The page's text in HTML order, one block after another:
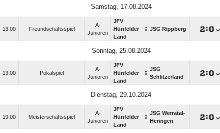
Samstag, 17.08.2024
13:00 Freundschaftsspiel
A-
Junioren
JFV
Hünfelder
Land
: JSG Rippberg :
Sonntag, 25.08.2024
13:00 Pokalspiel
A-
Junioren
JFV
Hünfelder
Land
: JSG
Schlitzerland
:
Dienstag, 29.10.2024
19:00 Meisterschaftsspiel
A-
Junioren
JFV
Hünfelder
Land
: JSG Werratal-
Heringen
: